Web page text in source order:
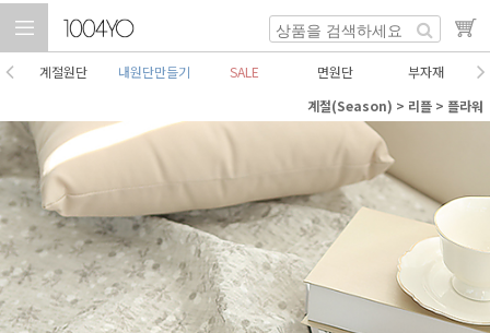
계절원단 내원단만들기 SALE 면원단
부자재
계절(Season) > 리플 > 플라워